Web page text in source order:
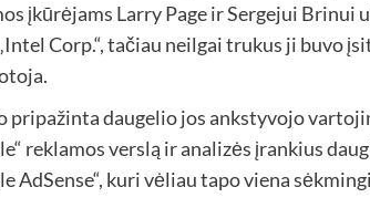
įkūrėjams Larry Page ir Sergejui Brinui
Corp.“, tačiau neilgai trukus ji buvo
pripažinta daugelio jos ankstyvojo
reklamos verslą ir analizės įrankius
AdSense“, kuri vėliau tapo viena